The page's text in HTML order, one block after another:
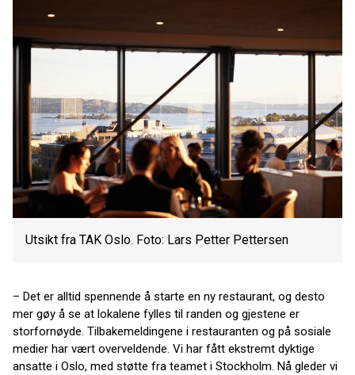
Utsikt fra TAK Oslo. Foto: Lars Petter Pettersen
– Det er alltid spennende å starte en ny restaurant, og desto
mer gøy å se at lokalene fylles til randen og gjestene er
storfornøyde. Tilbakemeldingene i restauranten og på sosiale
medier har vært overveldende. Vi har fått ekstremt dyktige
ansatte i Oslo, med støtte fra teamet i Stockholm. Nå gleder vi